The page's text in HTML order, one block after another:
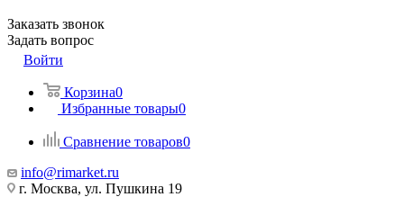
Заказать звонок
Задать вопрос
Войти
Корзина0
Избранные товары0
Сравнение товаров0
info@rimarket.ru
г. Москва, ул. Пушкина 19